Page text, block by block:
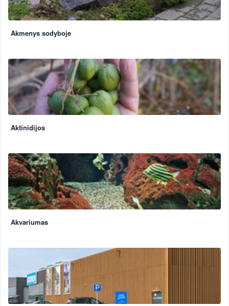
Akmenys sodyboje
Aktinidijos
Akvariumas